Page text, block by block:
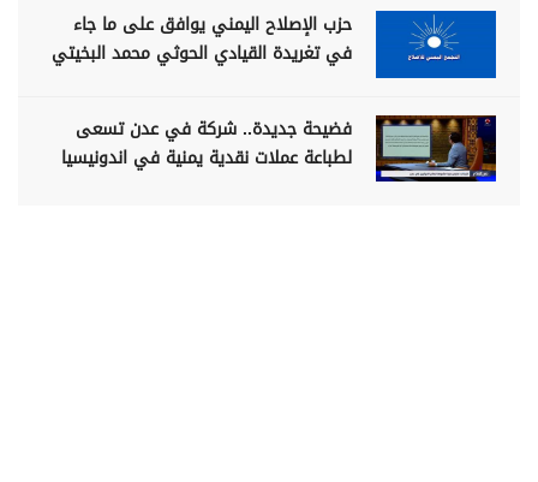
حزب الإصلاح اليمني يوافق على ما جاء
في تغريدة القيادي الحوثي محمد البخيتي
فضيحة جديدة.. شركة في عدن تسعى
لطباعة عملات نقدية يمنية في اندونيسيا